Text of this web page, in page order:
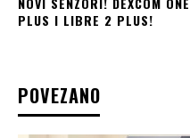
PLUS I LIBRE 2 PLUS!
POVEZANO